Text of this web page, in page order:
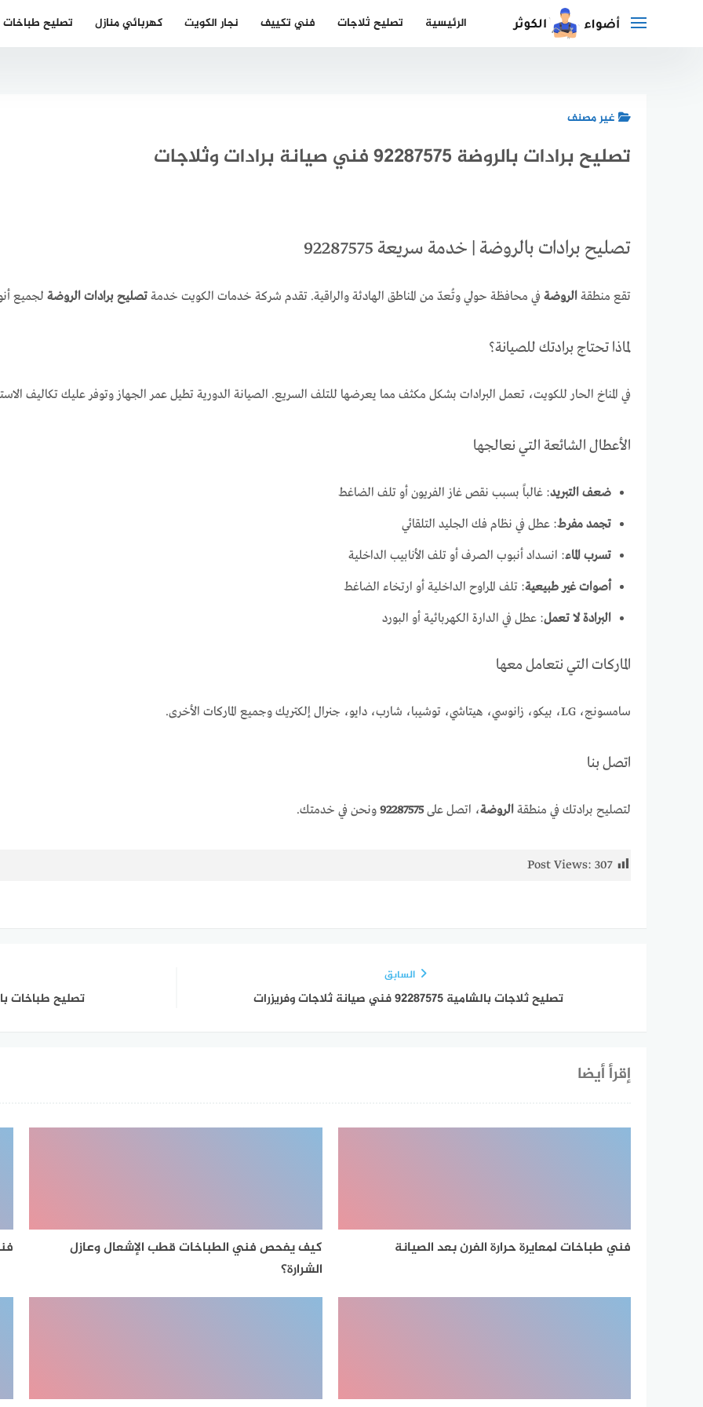
الرئيسية تصليح ثلاجات فني تكييف نجار الكويت كهربائي منازل تصليح طباخات
غير مصنف
تصليح برادات بالروضة 92287575 فني صيانة برادات وثلاجات
تصليح برادات بالروضة | خدمة سريعة 92287575
تقع منطقة الروضة في محافظة حولي وتُعدّ من المناطق الهادئة والراقية. تقدم شركة خدمات الكويت خدمة تصليح برادات الروضة لجميع
لماذا تحتاج برادتك للصيانة؟
في المناخ الحار للكويت، تعمل البرادات بشكل مكثف مما يعرضها للتلف السريع. الصيانة الدورية تطيل عمر الجهاز وتوفر عليك تكاليف
الأعطال الشائعة التي نعالجها
ضعف التبريد: غالباً بسبب نقص غاز الفريون أو تلف الضاغط
تجمد مفرط: عطل في نظام فك الجليد التلقائي
تسرب الماء: انسداد أنبوب الصرف أو تلف الأنابيب الداخلية
أصوات غير طبيعية: تلف المراوح الداخلية أو ارتخاء الضاغط
البرادة لا تعمل: عطل في الدارة الكهربائية أو البورد
الماركات التي نتعامل معها
سامسونج، LG، بيكو، زانوسي، هيتاشي، توشيبا، شارب، دايو، جنرال إلكتريك وجميع الماركات الأخرى.
اتصل بنا
لتصليح برادتك في منطقة الروضة، اتصل على92287575 ونحن في خدمتك.
Post Views: 307
السابق
تصليح ثلاجات بالشامية 92287575 فني صيانة ثلاجات وفريزرات تصليح طباخات بالدعية 92287575
إقرأ أيضا
فني طباخات لمعايرة حرارة الفرن بعد الصيانة
كيف يفحص فني الطباخات قطب الإشعال وعازل
الشرارة؟